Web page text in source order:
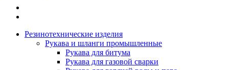
Резинотехнические изделия
Рукава и шланги промышленные
Рукава для битума
Рукава для газовой сварки